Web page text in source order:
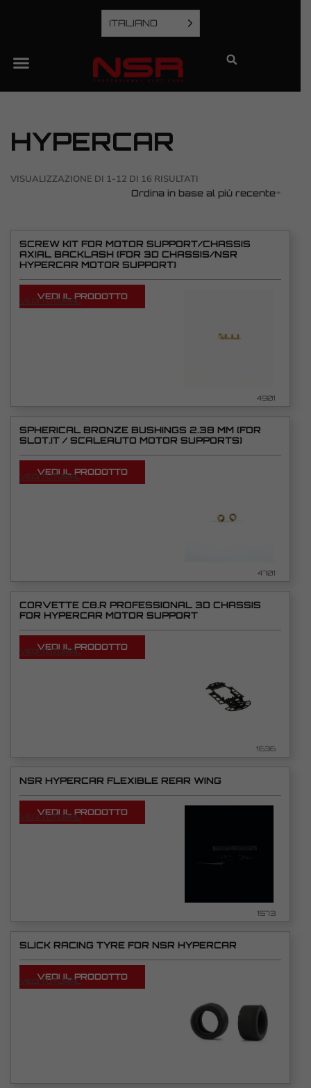
ITALIANO
HYPERCAR
VISUALIZZAZIONE DI 1-12 DI 16 RISULTATI
Ordina in base al più recente
SCREW KIT FOR MOTOR SUPPORT/CHASSIS
AXIAL BACKLASH (FOR 3D CHASSIS/NSR
HYPERCAR MOTOR SUPPORT)
VEDI TUTORIAL
VEDI IL PRODOTTO
4901
SPHERICAL BRONZE BUSHINGS 2.38 MM (FOR
SLOT.IT / SCALEAUTO MOTOR SUPPORTS)
VEDI TUTORIAL
VEDI IL PRODOTTO
4701
CORVETTE C8.R PROFESSIONAL 3D CHASSIS
FOR HYPERCAR MOTOR SUPPORT
VEDI TUTORIAL
VEDI IL PRODOTTO
1636
NSR HYPERCAR FLEXIBLE REAR WING
VEDI TUTORIAL
VEDI IL PRODOTTO
1573
SLICK RACING TYRE FOR NSR HYPERCAR
VEDI TUTORIAL
VEDI IL PRODOTTO